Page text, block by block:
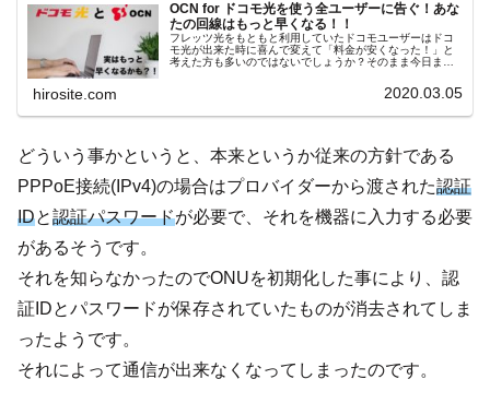
OCN for ドコモ光を使う全ユーザーに告ぐ！あな
たの回線はもっと早くなる！！
フレッツ光をもともと利用していたドコモユーザーはドコ
モ光が出来た時に喜んで変えて「料金が安くなった！」と
考えた方も多いのではないでしょうか？そのまま今日まで
hirosite.com 2020.03.05
どういう事かというと、本来というか従来の方針である
PPPoE接続(IPv4)の場合はプロバイダーから渡された認証
IDと認証パスワードが必要で、それを機器に入力する必要
があるそうです。
それを知らなかったのでONUを初期化した事により、認
証IDとパスワードが保存されていたものが消去されてしま
ったようです。
それによって通信が出来なくなってしまったのです。